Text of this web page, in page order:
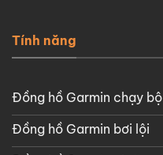
Tính năng
Đồng hồ Garmin chạy bộ
Đồng hồ Garmin bơi lội